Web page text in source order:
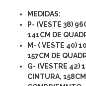
MEDIDAS:
P- (VESTE 38)
141CM DE
M- ( VESTE 40)
157CM DE
G- (VESTRE 42)
CINTURA,